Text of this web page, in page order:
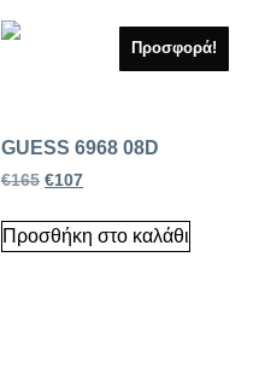
Προσφορά!
GUESS 6968 08D
€165 €107
Προσθήκη στο καλάθι